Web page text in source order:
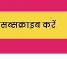
सब्सक्राइब करें